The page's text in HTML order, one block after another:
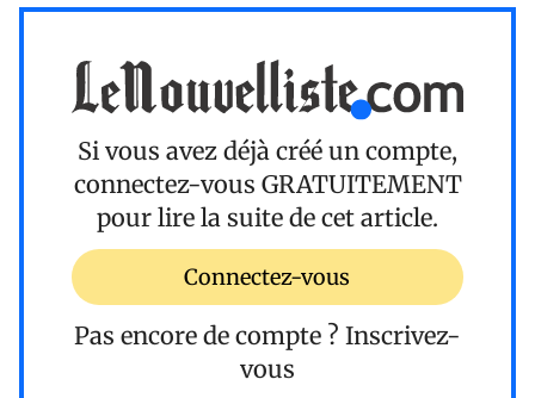
Si vous avez déjà créé un compte,
connectez-vous GRATUITEMENT
pour lire la suite de cet article.
Connectez-vous
Pas encore de compte ? Inscrivez-
vous